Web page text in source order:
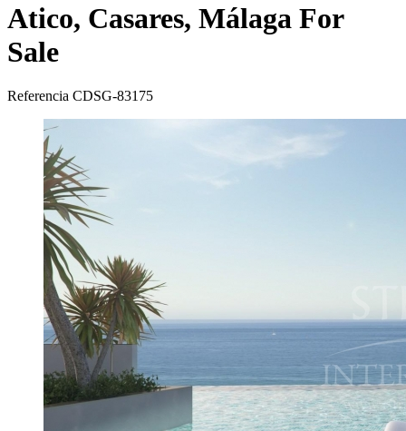
Atico, Casares, Málaga For
Sale
Referencia CDSG-83175